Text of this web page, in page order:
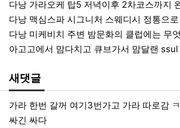
아고고에서 맘다치고 큐브가서 맘달랜 ssul
새댓글
싸긴 싸다